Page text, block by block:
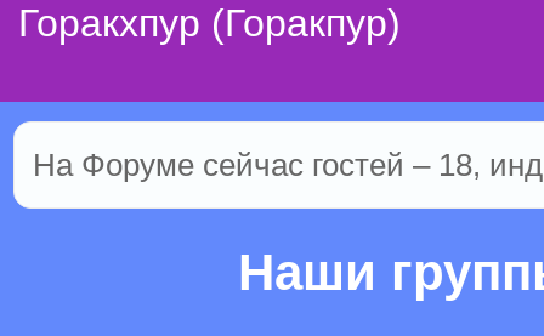
Горакхпур (Горакпур)
На Форуме сейчас гостей – 18,
Наши